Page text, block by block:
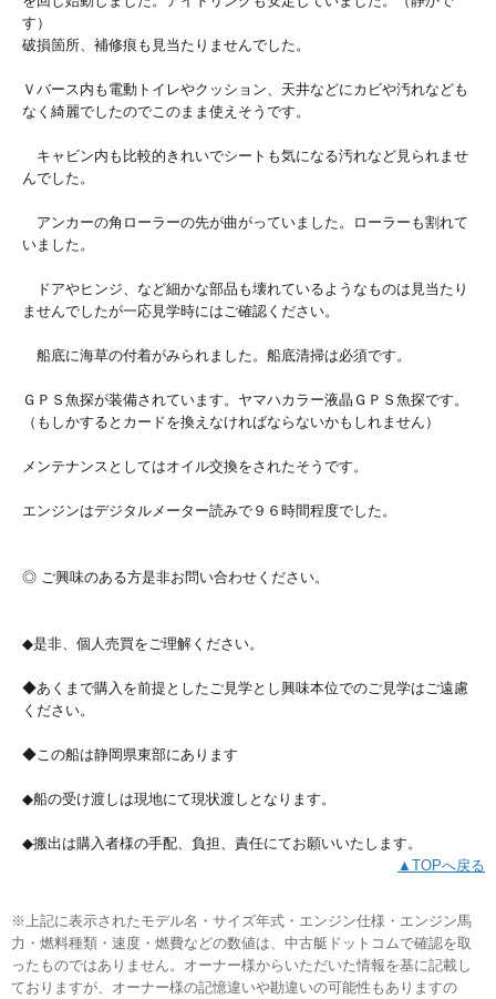
す）
破損箇所、補修痕も見当たりませんでした。
Ｖバース内も電動トイレやクッション、天井などにカビや汚れなども
なく綺麗でしたのでこのまま使えそうです。
キャビン内も比較的きれいでシートも気になる汚れなど見られませ
んでした。
アンカーの角ローラーの先が曲がっていました。ローラーも割れて
いました。
ドアやヒンジ、など細かな部品も壊れているようなものは見当たり
ませんでしたが一応見学時にはご確認ください。
船底に海草の付着がみられました。船底清掃は必須です。
ＧＰＳ魚探が装備されています。ヤマハカラー液晶ＧＰＳ魚探です。
（もしかするとカードを換えなければならないかもしれません）
メンテナンスとしてはオイル交換をされたそうです。
エンジンはデジタルメーター読みで９６時間程度でした。
◎ ご興味のある方是非お問い合わせください。
◆是非、個人売買をご理解ください。
◆あくまで購入を前提としたご見学とし興味本位でのご見学はご遠慮
ください。
◆この船は静岡県東部にあります
◆船の受け渡しは現地にて現状渡しとなります。
◆搬出は購入者様の手配、負担、責任にてお願いいたします。
▲TOPへ戻る
※上記に表示されたモデル名・サイズ年式・エンジン仕様・エンジン馬
力・燃料種類・速度・燃費などの数値は、中古艇ドットコムで確認を取
ったものではありません。オーナー様からいただいた情報を基に記載し
ておりますが、オーナー様の記憶違いや勘違いの可能性もありますの